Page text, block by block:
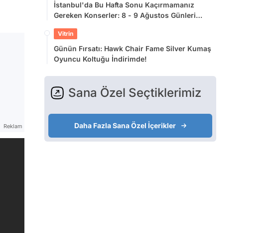
Reklam
İstanbul'da Bu Hafta Sonu Kaçırmamanız
Gereken Konserler: 8 - 9 Ağustos Günleri
Vitrin
Günün Fırsatı: Hawk Chair Fame Silver Kumaş
Oyuncu Koltuğu İndirimde!
Sana Özel Seçtiklerimiz
Daha Fazla Sana Özel İçerikler